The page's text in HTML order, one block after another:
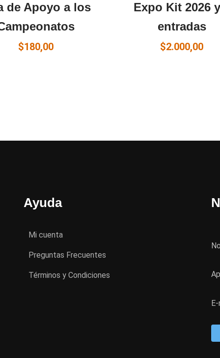
de Apoyo a los
$180,00
Expo Kit 2026
entradas
$2.000,00
Ayuda
Mi cuenta
Preguntas Frecuentes
Términos y Condiciones